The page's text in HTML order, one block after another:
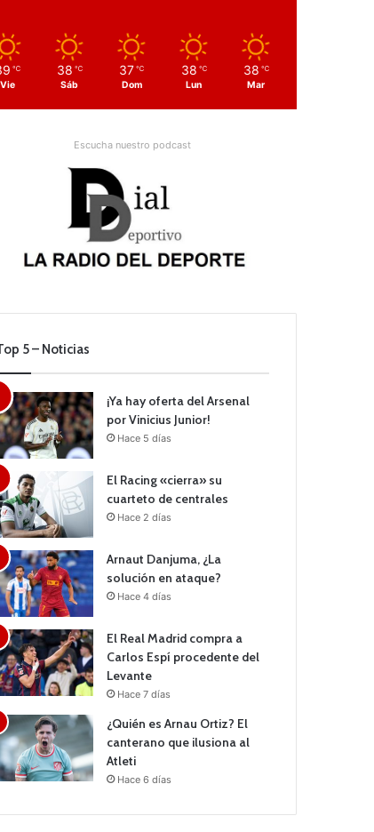
℃
Vie
38 ℃
Sáb
37 ℃
Dom
38 ℃
Lun
38 ℃
Mar
Escucha nuestro podcast
5 – Noticias
¡Ya hay oferta del Arsenal
por Vinicius Junior!
Hace 5 días
El Racing «cierra» su
cuarteto de centrales
Hace 2 días
Arnaut Danjuma, ¿La
solución en ataque?
Hace 4 días
El Real Madrid compra a
Carlos Espí procedente del
Levante
Hace 7 días
¿Quién es Arnau Ortiz? El
canterano que ilusiona al
Atleti
Hace 6 días